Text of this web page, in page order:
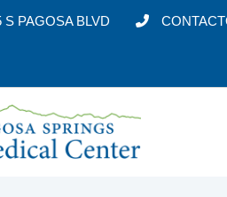
S PAGOSA BLVD